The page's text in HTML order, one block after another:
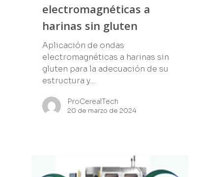
electromagnéticas a
harinas sin gluten
Aplicación de ondas
electromagnéticas a harinas sin
gluten para la adecuación de su
estructura y…
ProCerealTech
20 de marzo de 2024